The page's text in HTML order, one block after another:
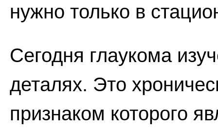
нужно только в
Сегодня глаукома
деталях. Это
признаком которого